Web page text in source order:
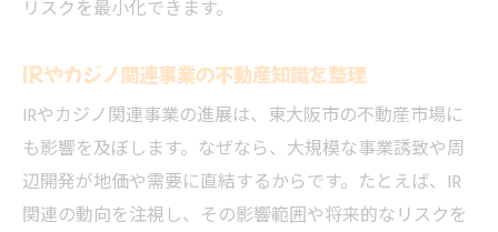
リスクを最小化できます。
IRやカジノ関連事業の不動産知識を整理
IRやカジノ関連事業の進展は、東大阪市の不動産市場に
も影響を及ぼします。なぜなら、大規模な事業誘致や周
辺開発が地価や需要に直結するからです。たとえば、IR
関連の動向を注視し、その影響範囲や将来的なリスクを